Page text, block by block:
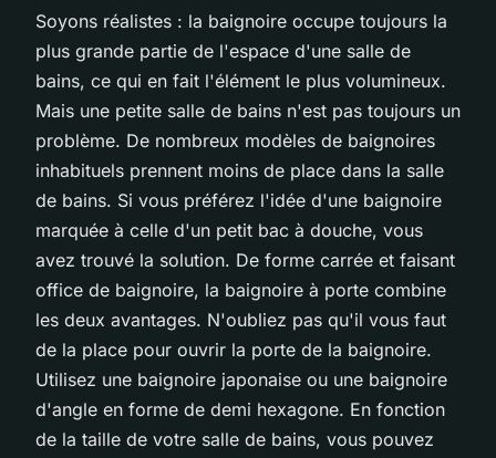
Soyons réalistes : la baignoire occupe toujours la
plus grande partie de l'espace d'une salle de
bains, ce qui en fait l'élément le plus volumineux.
Mais une petite salle de bains n'est pas toujours un
problème. De nombreux modèles de baignoires
inhabituels prennent moins de place dans la salle
de bains. Si vous préférez l'idée d'une baignoire
marquée à celle d'un petit bac à douche, vous
avez trouvé la solution. De forme carrée et faisant
office de baignoire, la baignoire à porte combine
les deux avantages. N'oubliez pas qu'il vous faut
de la place pour ouvrir la porte de la baignoire.
Utilisez une baignoire japonaise ou une baignoire
d'angle en forme de demi hexagone. En fonction
de la taille de votre salle de bains, vous pouvez